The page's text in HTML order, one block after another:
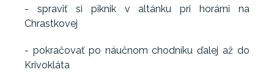
- spraviť si piknik v altánku pri horárni na
Chrastkovej
- pokračovať po náučnom chodníku ďalej až do
Krivokláta